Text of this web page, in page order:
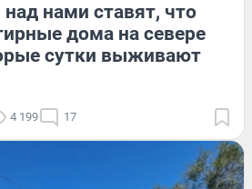
нами ставят, что
дома на севере
сутки выживают
4 199 17